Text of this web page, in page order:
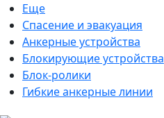
Еще
Спасение и эвакуация
Анкерные устройства
Блокирующие устройства
Блок-ролики
Гибкие анкерные линии